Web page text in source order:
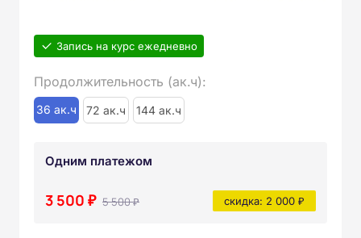
Запись на курс ежедневно
Продолжительность (ак.ч):
36 ак.ч 72 ак.ч 144 ак.ч
Одним платежом
3 500 ₽ 5 500 ₽ скидка: 2 000 ₽